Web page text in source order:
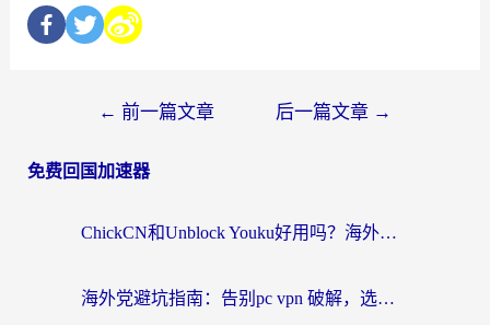
← 前一篇文章 后一篇文章 →
免费回国加速器
ChickCN和Unblock Youku好用吗？海外党亲测3款回国加速器，附iOS免费选择指南
海外党避坑指南：告别pc vpn 破解，选对回国加速器轻松访问国内资源